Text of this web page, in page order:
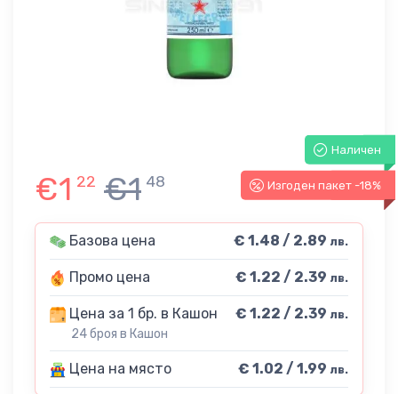
Наличен
-18%
Изгоден пакет -18%
€1 22 €1 48
Базова цена € 1.48 / 2.89 лв.
Промо цена € 1.22 / 2.39 лв.
Цена за 1 бр. в Кашон
24 броя в Кашон
€ 1.22 / 2.39 лв.
Цена на място € 1.02 / 1.99 лв.